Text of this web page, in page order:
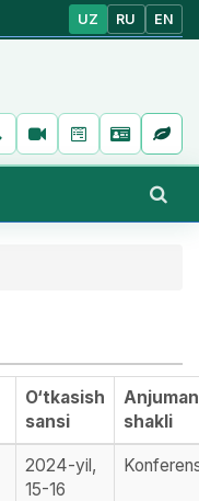
UZ RU EN
O‘tkasish
sansi
Anjuman
shakli
2024-yil,
15-16